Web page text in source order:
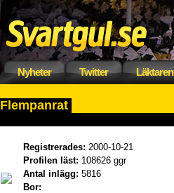
Nyheter Twitter Läktaren
Flempanrat
Registrerades: 2000-10-21
Profilen läst: 108626 ggr
Antal inlägg: 5816
Bor: